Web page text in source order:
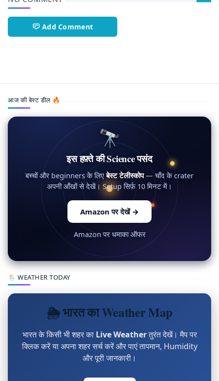
Add Comment
आज की बेस्ट डील 🔥
🔭
इस हफ़्ते की Science पसंद
बच्चों और beginners के लिएबेस्ट टेलीस्कोप— चाँद के crater
अपनी आँखों से देखें। Setup सिर्फ़ 10 मिनट में।
Amazon पर देखें →
Amazon पर धमाका ऑफर
🌦 WEATHER TODAY
🌦 भारत का Weather Map
भारत के किसी भी शहर का Live Weatherतुरंत देखें। मैप पर
क्लिक करें या अपना शहर सर्च करें और पाएं तापमान, Humidity
और पूरी जानकारी।